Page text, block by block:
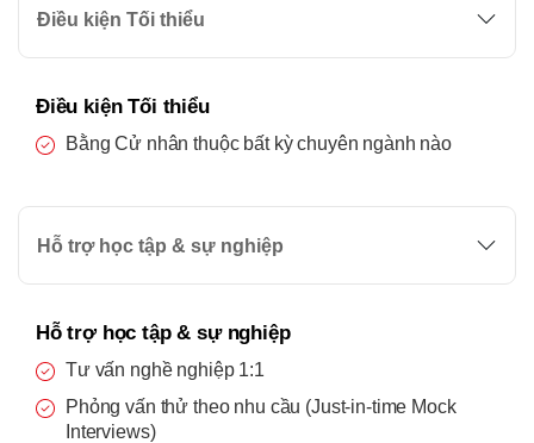
Điều kiện Tối thiểu
Điều kiện Tối thiểu
Bằng Cử nhân thuộc bất kỳ chuyên ngành nào
Hỗ trợ học tập & sự nghiệp
Hỗ trợ học tập & sự nghiệp
Tư vấn nghề nghiệp 1:1
Phỏng vấn thử theo nhu cầu (Just-in-time Mock
Interviews)